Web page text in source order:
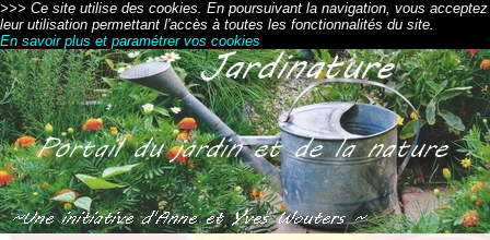
>>> Ce site utilise des cookies. En poursuivant la navigation, vous acceptez
leur utilisation permettant l'accès à toutes les fonctionnalités du site.
En savoir plus et paramétrer vos cookies